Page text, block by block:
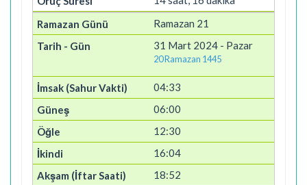
Ramazan 21
31 Mart 2024 - Pazar
20 Ramazan 1445
04:33
06:00
12:30
16:04
18:52